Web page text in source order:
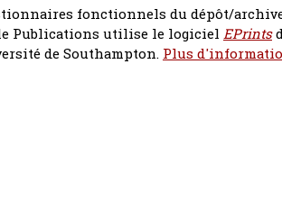
fonctionnels du dépôt/
Publications utilise le logiciel EPrints
de Southampton. Plus